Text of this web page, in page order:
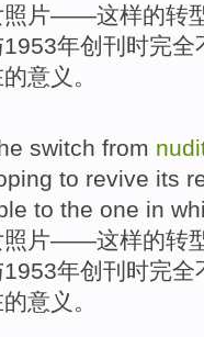
片——这样的转
年创刊 时完全
意义。
switch from
to revive its
to the one in
片——这样的转
年创刊 时完全
意义。